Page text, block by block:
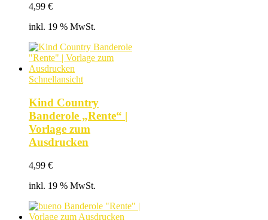
4,99 €
inkl. 19 % MwSt.
Schnellansicht
Kind Country
Banderole „Rente“ |
Vorlage zum
Ausdrucken
4,99 €
inkl. 19 % MwSt.